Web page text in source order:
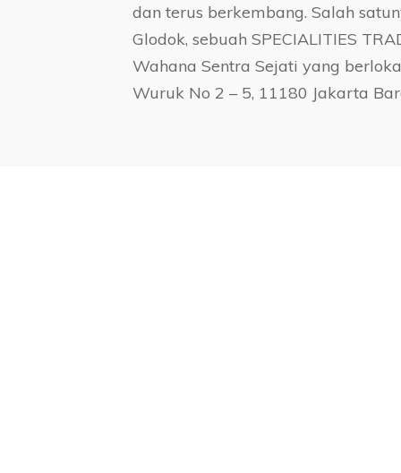
dan terus berkembang. Salah
Glodok, sebuah SPECIALITIES
Wahana Sentra Sejati yang
Wuruk No 2 – 5, 11180 Jakarta